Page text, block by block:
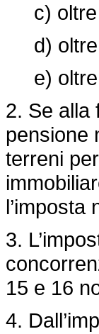
c) oltre
d) oltre
e) oltre
2. Se alla
pensione
terreni
l’imposta
3.
15 e 16
4.